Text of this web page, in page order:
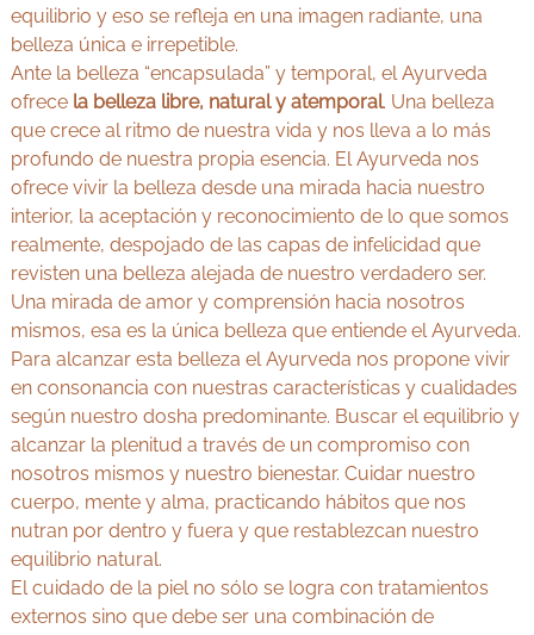
equilibrio y eso se refleja en una imagen radiante, una
belleza única e irrepetible.
Ante la belleza “encapsulada” y temporal, el Ayurveda
ofrece la belleza libre, natural y atemporal. Una belleza
que crece al ritmo de nuestra vida y nos lleva a lo más
profundo de nuestra propia esencia. El Ayurveda nos
ofrece vivir la belleza desde una mirada hacia nuestro
interior, la aceptación y reconocimiento de lo que somos
realmente, despojado de las capas de infelicidad que
revisten una belleza alejada de nuestro verdadero ser.
Una mirada de amor y comprensión hacia nosotros
mismos, esa es la única belleza que entiende el Ayurveda.
Para alcanzar esta belleza el Ayurveda nos propone vivir
en consonancia con nuestras características y cualidades
según nuestro dosha predominante. Buscar el equilibrio y
alcanzar la plenitud a través de un compromiso con
nosotros mismos y nuestro bienestar. Cuidar nuestro
cuerpo, mente y alma, practicando hábitos que nos
nutran por dentro y fuera y que restablezcan nuestro
equilibrio natural.
El cuidado de la piel no sólo se logra con tratamientos
externos sino que debe ser una combinación de